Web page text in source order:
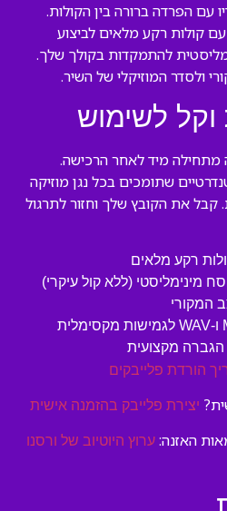
עם הפרדה ברורה בין הקולות.
קולות רקע מלאים לביצוע
להתמקדות בקולך שלך.
ולסדר המוזיקלי של השיר.
וקל לשימוש
מיד לאחר הרכישה.
שתומכים בכל נגן מוזיקה
קבל את הקובץ שלך וחזור לתרגול
רקע מלאים
מינימליסטי (ללא קול עיקרי)
המקורי
מקצועית
הורדת פלייבקים
יצירת פלייבק בהזמנה אישית
האזנה: ערוץ היוטיוב של ורסנו